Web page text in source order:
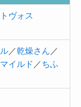
ヴォス
／乾燥さん ／
イルド ／ちふ